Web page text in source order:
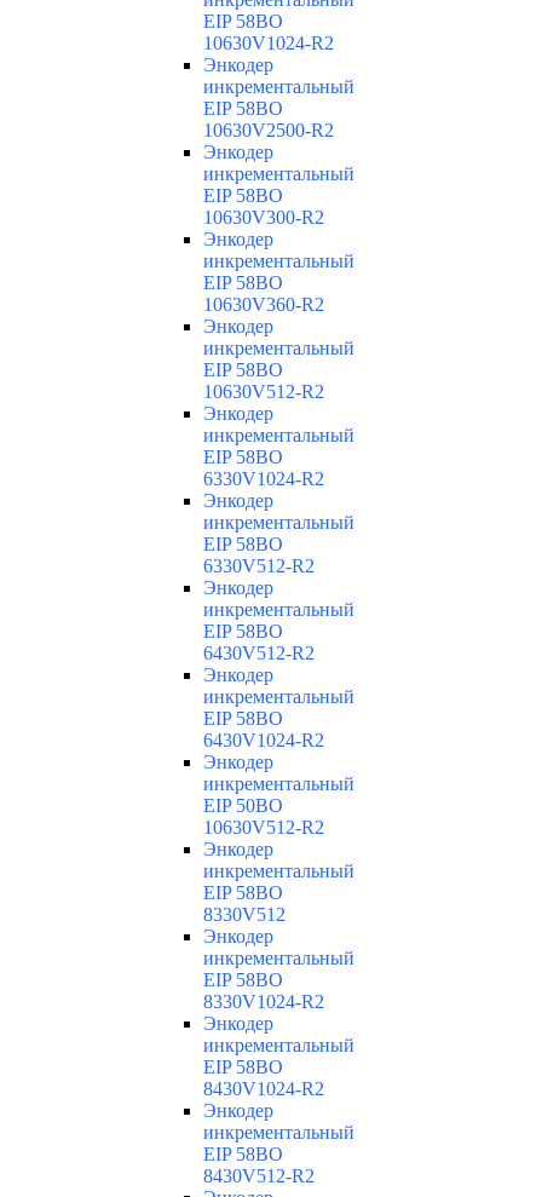
EIP 58BO
10630V1024-R2
Энкодер
инкрементальный
EIP 58BO
10630V2500-R2
Энкодер
инкрементальный
EIP 58BO
10630V300-R2
Энкодер
инкрементальный
EIP 58BO
10630V360-R2
Энкодер
инкрементальный
EIP 58BO
10630V512-R2
Энкодер
инкрементальный
EIP 58BO
6330V1024-R2
Энкодер
инкрементальный
EIP 58BO
6330V512-R2
Энкодер
инкрементальный
EIP 58BO
6430V512-R2
Энкодер
инкрементальный
EIP 58BO
6430V1024-R2
Энкодер
инкрементальный
EIP 50BO
10630V512-R2
Энкодер
инкрементальный
EIP 58BO
8330V512
Энкодер
инкрементальный
EIP 58BO
8330V1024-R2
Энкодер
инкрементальный
EIP 58BO
8430V1024-R2
Энкодер
инкрементальный
EIP 58BO
8430V512-R2